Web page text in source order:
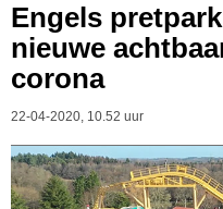
Engels
nieuwe
corona
22-04-2020, 10.52 uur